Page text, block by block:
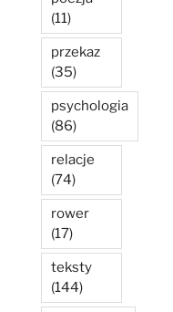
(11)
przekaz
(35)
psychologia
(86)
relacje
(74)
rower
(17)
teksty
(144)